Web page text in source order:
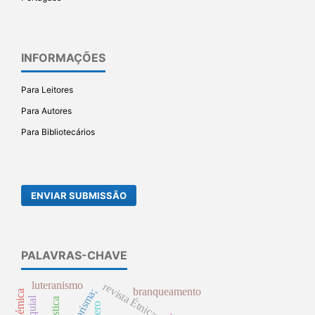
INFORMAÇÕES
Para Leitores
Para Autores
Para Bibliotecários
ENVIAR SUBMISSÃO
PALAVRAS-CHAVE
revista Étnica
luteranismo
branqueamento